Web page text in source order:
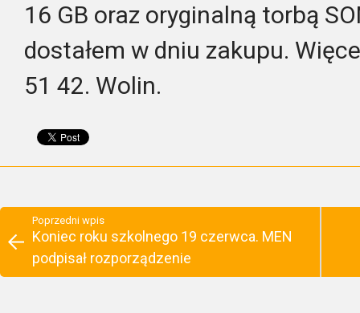
16 GB oraz oryginalną torbą
dostałem w dniu zakupu.
51 42. Wolin.
Poprzedni wpis
Koniec roku szkolnego 19 czerwca. MEN
podpisał rozporządzenie